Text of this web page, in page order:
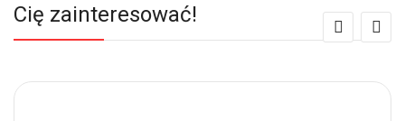
Cię zainteresować!